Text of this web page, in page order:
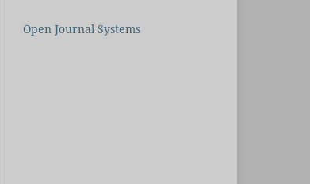
Open Journal Systems